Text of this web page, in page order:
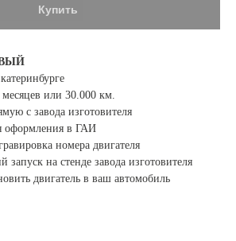
Купить
месяцев или 30.000 км.
с завода изготовителя
оформления в ГАИ
номера двигателя
запуск на стенде завода изготовителя
двигатель в ваш автомобиль